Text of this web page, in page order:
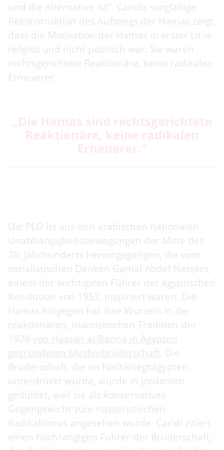
und die Alternative ist". Caridis sorgfältige
Rekonstruktion des Aufstiegs der Hamas zeigt,
dass die Motivation der Hamas in erster Linie
religiös und nicht politisch war. Sie waren
rechtsgerichtete Reaktionäre, keine radikalen
Erneuerer.
Die PLO ist aus den arabischen nationalen
Unabhängigkeitsbewegungen der Mitte des
20. Jahrhunderts hervorgegangen, die vom
sozialistischen Denken Gamal Abdel Nassers,
einem der wichtigsten Führer der ägyptischen
Revolution von 1952, inspiriert waren. Die
Hamas hingegen hat ihre Wurzeln in der
reaktionären, islamistischen Tradition der
1928 von Hassan al-Banna in Ägypten
gegründeten Muslimbruderschaft. Die
Bruderschaft, die im Nachkriegsägypten
unterdrückt wurde, wurde in Jordanien
geduldet, weil sie als konservatives
Gegengewicht zum nasseristischen
Radikalismus angesehen wurde. Caridi zitiert
einen hochrangigen Führer der Bruderschaft,